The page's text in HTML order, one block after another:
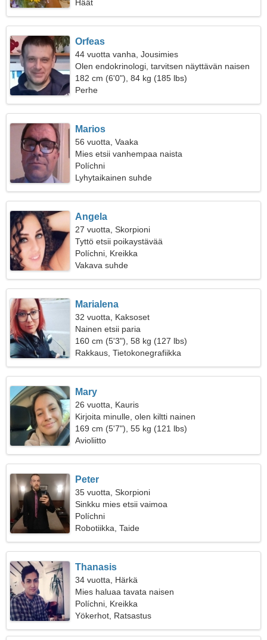
Häät
Orfeas
44 vuotta vanha, Jousimies
Olen endokrinologi, tarvitsen näyttävän naisen
182 cm (6'0"), 84 kg (185 lbs)
Perhe
Marios
56 vuotta, Vaaka
Mies etsii vanhempaa naista
Políchni
Lyhytaikainen suhde
Angela
27 vuotta, Skorpioni
Tyttö etsii poikaystävää
Políchni, Kreikka
Vakava suhde
Marialena
32 vuotta, Kaksoset
Nainen etsii paria
160 cm (5'3"), 58 kg (127 lbs)
Rakkaus, Tietokonegrafiikka
Mary
26 vuotta, Kauris
Kirjoita minulle, olen kiltti nainen
169 cm (5'7"), 55 kg (121 lbs)
Avioliitto
Peter
35 vuotta, Skorpioni
Sinkku mies etsii vaimoa
Políchni
Robotiikka, Taide
Thanasis
34 vuotta, Härkä
Mies haluaa tavata naisen
Políchni, Kreikka
Yökerhot, Ratsastus